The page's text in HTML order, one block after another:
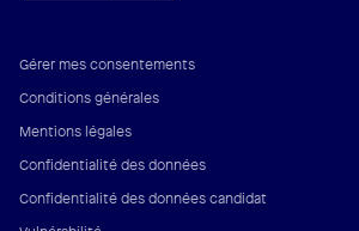
Gérer mes consentements
Conditions générales
Mentions légales
Confidentialité des données
Confidentialité des données candidat